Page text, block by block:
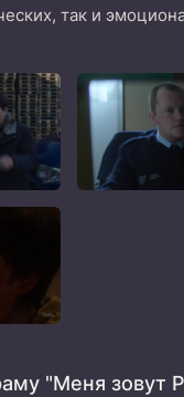
так и
"Меня зовут